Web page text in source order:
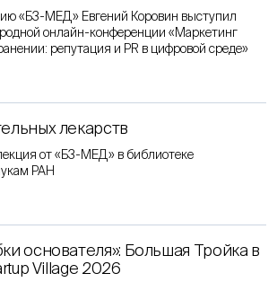
«Б3-МЕД» Евгений Коровин выступил
онлайн-конференции «Маркетинг
репутация и PR в цифровой среде»
лекарств
от «Б3-МЕД» в библиотеке
РАН
основателя»: Большая Тройка в
Village 2026